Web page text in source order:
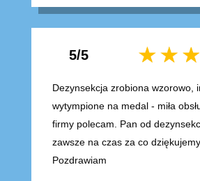
5/5
Dezynsekcja zrobiona wzorowo,
wytympione na medal - miła
firmy polecam. Pan od
zawsze na czas za co dziękujemy.
Pozdrawiam